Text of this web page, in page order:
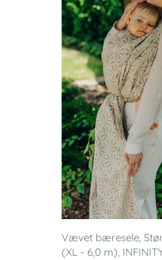
Vævet bæresele,
(XL - 6,0 m),